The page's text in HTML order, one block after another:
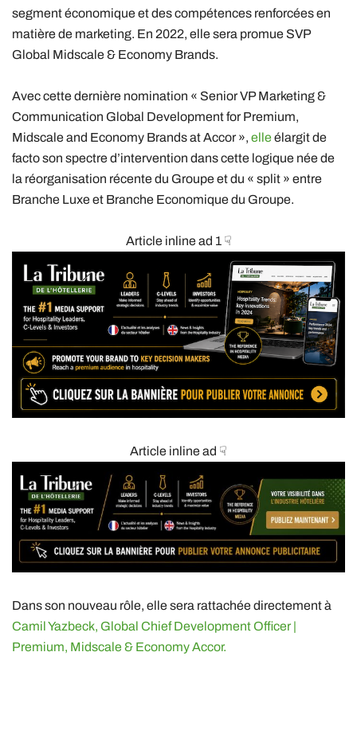
segment économique et des compétences renforcées en
matière de marketing. En 2022, elle sera promue SVP
Global Midscale & Economy Brands.
Avec cette dernière nomination « Senior VP Marketing &
Communication Global Development for Premium,
Midscale and Economy Brands at Accor », elleélargit de
facto son spectre d’intervention dans cette logique née de
la réorganisation récente du Groupe et du « split » entre
Branche Luxe et Branche Economique du Groupe.
Article inline ad 1 ☟
Article inline ad ☟
Dans son nouveau rôle, elle sera rattachée directement à
Camil Yazbeck, Global Chief Development Officer |
Premium, Midscale & Economy Accor.